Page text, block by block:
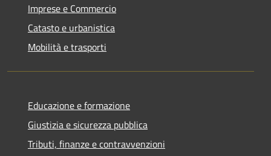
Imprese e Commercio
Catasto e urbanistica
Mobilità e trasporti
Educazione e formazione
Giustizia e sicurezza pubblica
Tributi, finanze e contravvenzioni